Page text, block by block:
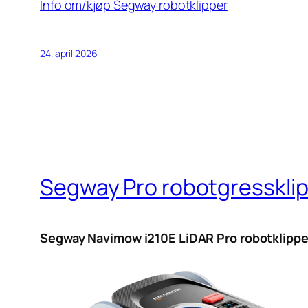
Info om/kjøp Segway robotklipper
24. april 2026
Segway Pro
Segway Navimow i210E LiDAR Pro